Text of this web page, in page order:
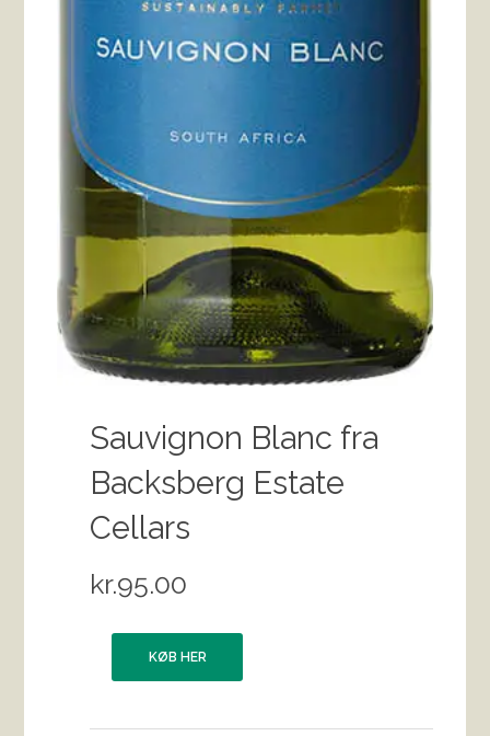
Sauvignon Blanc fra
Backsberg Estate
Cellars
kr.95.00
KØB HER